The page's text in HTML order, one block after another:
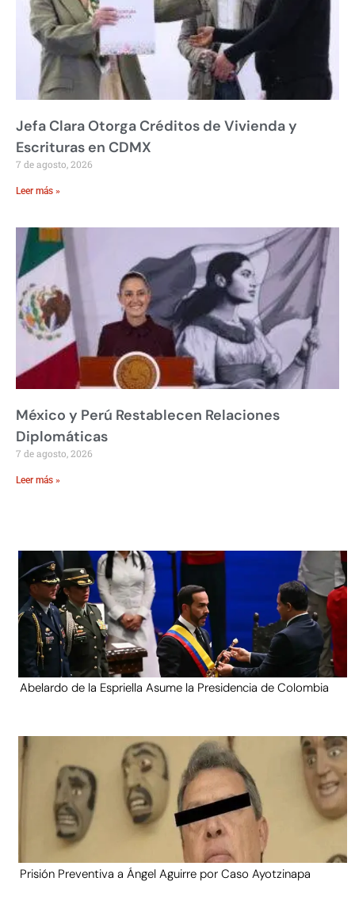
Jefa Clara Otorga Créditos de Vivienda y
Escrituras en CDMX
7 de agosto, 2026
Leer más »
México y Perú Restablecen Relaciones
Diplomáticas
7 de agosto, 2026
Leer más »
Abelardo de la Espriella Asume la Presidencia de Colombia
Prisión Preventiva a Ángel Aguirre por Caso Ayotzinapa